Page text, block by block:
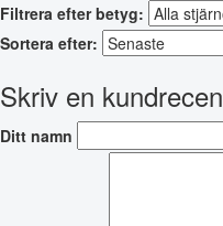
Filtrera efter betyg:
Sortera efter:
Skriv en
Ditt namn